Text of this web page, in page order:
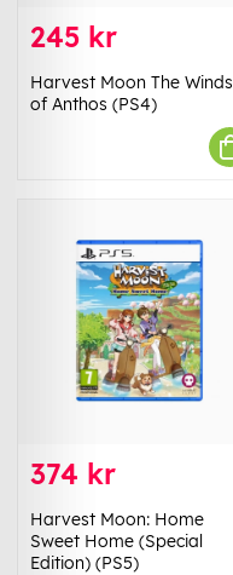
245 kr
Harvest Moon The Winds
of Anthos (PS4)
374 kr
Harvest Moon: Home
Sweet Home (Special
Edition) (PS5)